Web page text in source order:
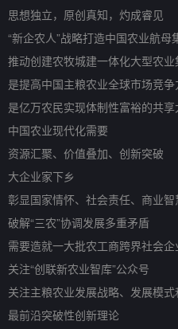
思想独立，原创真知，灼成睿见
“新企农人”战略打造中国农业航母
推动创建农牧城建一体化大型农业
是提高中国主粮农业全球市场竞
是亿万农民实现体制性富裕的共享
中国农业现代化需要
资源汇聚、价值叠加、创新突破
大企业家下乡
彰显国家情怀、社会责任、商业智
破解“三农”协调发展多重矛盾
需要造就一大批农工商跨界社会企
关注“创联新农业智库”公众号
关注主粮农业发展战略、发展模
最前沿突破性创新理论